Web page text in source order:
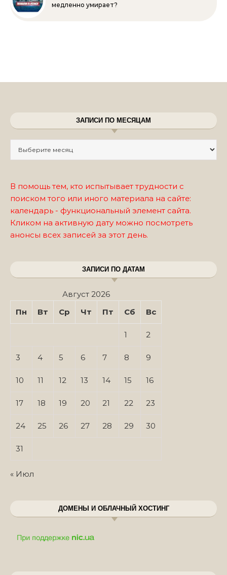
медленно умирает?
ЗАПИСИ ПО МЕСЯЦАМ
В помощь тем, кто испытывает трудности с
поиском того или иного материала на сайте:
календарь - функциональный элемент сайта.
Кликом на активную дату можно посмотреть
анонсы всех записей за этот день.
ЗАПИСИ ПО ДАТАМ
Август 2026
Пн
Вт Ср Чт Пт Сб Вс
1 2
3 4 5 6 7 8 9
10 11 12 13 14 15 16
17 18 19 20 21 22 23
24 25 26 27 28 29 30
31
« Июл
ДОМЕНЫ И ОБЛАЧНЫЙ ХОСТИНГ